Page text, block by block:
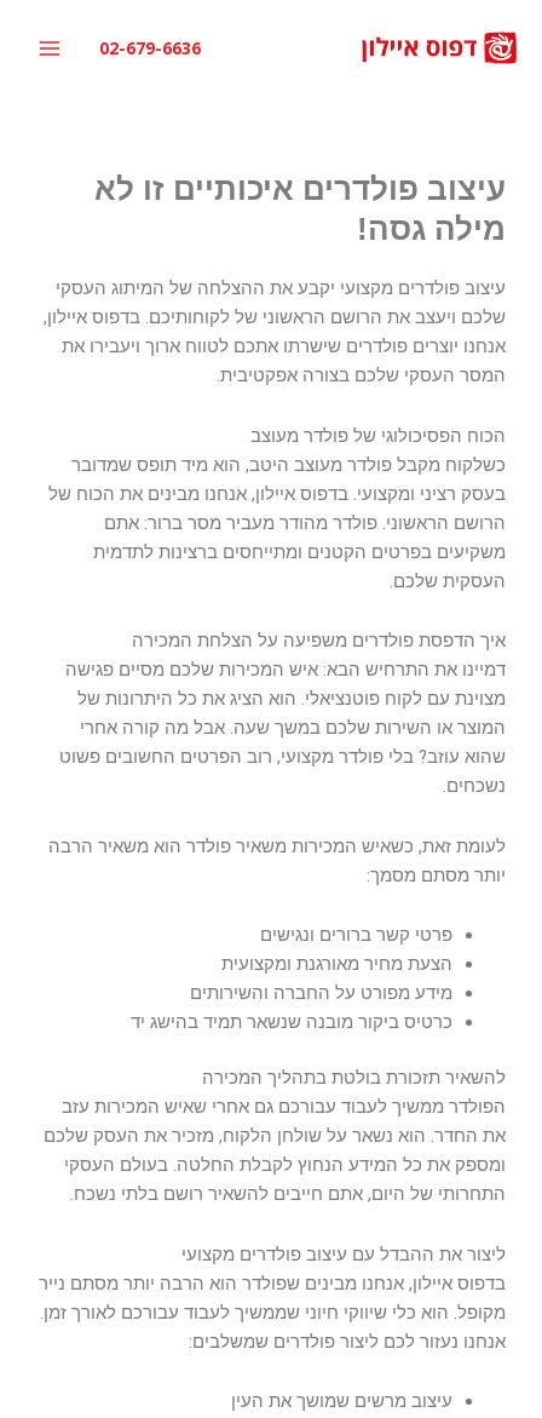
לתוכן
02-679-6636
עיצוב פולדרים איכותיים זו לא
מילה גסה!
עיצוב פולדרים מקצועי יקבע את ההצלחה של המיתוג העסקי
שלכם ויעצב את הרושם הראשוני של לקוחותיכם. בדפוס איילון,
אנחנו יוצרים פולדרים שישרתו אתכם לטווח ארוך ויעבירו את
המסר העסקי שלכם בצורה אפקטיבית.
הכוח הפסיכולוגי של פולדר מעוצב
כשלקוח מקבל פולדר מעוצב היטב, הוא מיד תופס שמדובר
בעסק רציני ומקצועי. בדפוס איילון, אנחנו מבינים את הכוח של
הרושם הראשוני. פולדר מהודר מעביר מסר ברור: אתם
משקיעים בפרטים הקטנים ומתייחסים ברצינות לתדמית
העסקית שלכם.
איך הדפסת פולדרים משפיעה על הצלחת המכירה
דמיינו את התרחיש הבא: איש המכירות שלכם מסיים פגישה
מצוינת עם לקוח פוטנציאלי. הוא הציג את כל היתרונות של
המוצר או השירות שלכם במשך שעה. אבל מה קורה אחרי
שהוא עוזב? בלי פולדר מקצועי, רוב הפרטים החשובים פשוט
נשכחים.
לעומת זאת, כשאיש המכירות משאיר פולדר הוא משאיר הרבה
יותר מסתם מסמך:
פרטי קשר ברורים ונגישים
הצעת מחיר מאורגנת ומקצועית
מידע מפורט על החברה והשירותים
כרטיס ביקור מובנה שנשאר תמיד בהישג יד
להשאיר תזכורת בולטת בתהליך המכירה
הפולדר ממשיך לעבוד עבורכם גם אחרי שאיש המכירות עזב
את החדר. הוא נשאר על שולחן הלקוח, מזכיר את העסק שלכם
ומספק את כל המידע הנחוץ לקבלת החלטה. בעולם העסקי
התחרותי של היום, אתם חייבים להשאיר רושם בלתי נשכח.
ליצור את ההבדל עם עיצוב פולדרים מקצועי
בדפוס איילון, אנחנו מבינים שפולדר הוא הרבה יותר מסתם נייר
מקופל. הוא כלי שיווקי חיוני שממשיך לעבוד עבורכם לאורך זמן.
אנחנו נעזור לכם ליצור פולדרים שמשלבים:
עיצוב מרשים שמושך את העין